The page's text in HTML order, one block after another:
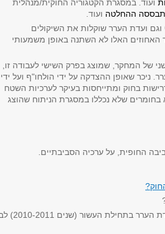
ועוד. במסגרת הקטגוריה החוקית/מנהלית
ההחלטה ועוד.
ועדת הערר שוקלות את השיקולים
האחוזים האלו לא השתנה באופן משמעותי
של המחקר, שמוצג בפרק השישי לעבודה זו,
שאופן ההצדקה על ידי הולחו"ף ועל ידי
בחוק ומתייחסות בעיקר לערכיות השטח
בחומרים שלא נכללו במסגרת הניתוח שהוצג
החופית, על ערכיה הסביבתיים.
האם יש שוני באופן שקילת השיקולים הסביבתיים על ידי הולחו"ף וועדת